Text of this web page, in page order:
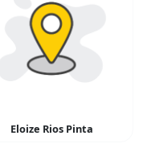
Eloize Rios Pinta